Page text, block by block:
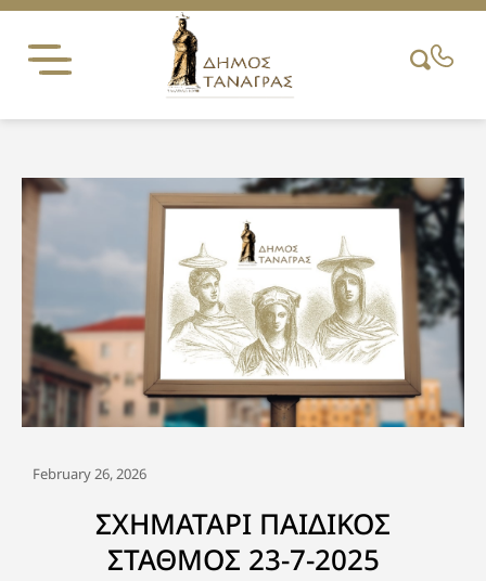
Skip
content
February 26, 2026
ΣΧΗΜΑΤΑΡΙ ΠΑΙΔΙΚΟΣ
ΣΤΑΘΜΟΣ 23-7-2025